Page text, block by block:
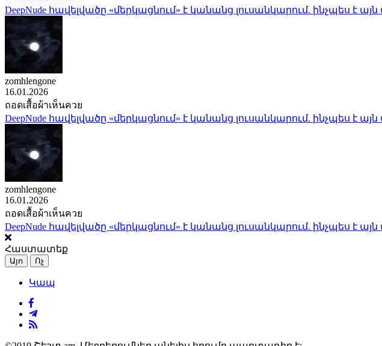
DeepNude հավելվածը «մերկացնում» է կանանց լուսանկարում. ինչպես է
zomhlengone
16.01.2026
ถอดเสื้อผ้าเห็นควย
DeepNude հավելվածը «մերկացնում» է կանանց լուսանկարում. ինչպես է
zomhlengone
16.01.2026
ถอดเสื้อผ้าเห็นควย
DeepNude հավելվածը «մերկացնում» է կանանց լուսանկարում. ինչպես է
Հաստատեք
Այո Ոչ
Կապ